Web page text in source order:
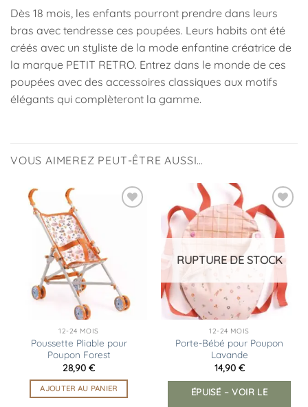
Dès 18 mois, les enfants pourront prendre dans leurs
bras avec tendresse ces poupées. Leurs habits ont été
créés avec un styliste de la mode enfantine créatrice de
la marque PETIT RETRO. Entrez dans le monde de ces
poupées avec des accessoires classiques aux motifs
élégants qui complèteront la gamme.
VOUS AIMEREZ PEUT-ÊTRE AUSSI…
12-24 MOIS
Poussette Pliable pour
Poupon Forest
28,90 €
AJOUTER AU PANIER
Ajouter
à la
liste
RUPTURE DE STOCK
12-24 MOIS
Porte-Bébé pour Poupon
Lavande
14,90 €
ÉPUISÉ – VOIR LE